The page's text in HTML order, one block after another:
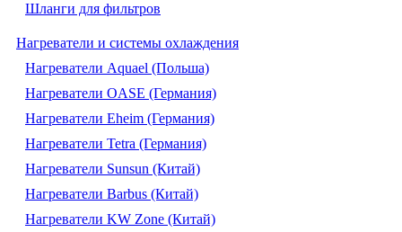
Шланги для фильтров
Нагреватели и системы охлаждения
Нагреватели Aquael (Польша)
Нагреватели OASE (Германия)
Нагреватели Eheim (Германия)
Нагреватели Tetra (Германия)
Нагреватели Sunsun (Китай)
Нагреватели Barbus (Китай)
Нагреватели KW Zone (Китай)